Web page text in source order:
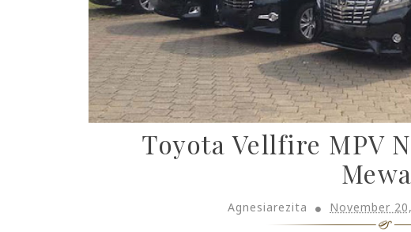
Toyota Vellfire MPV
Agnesiarezita November